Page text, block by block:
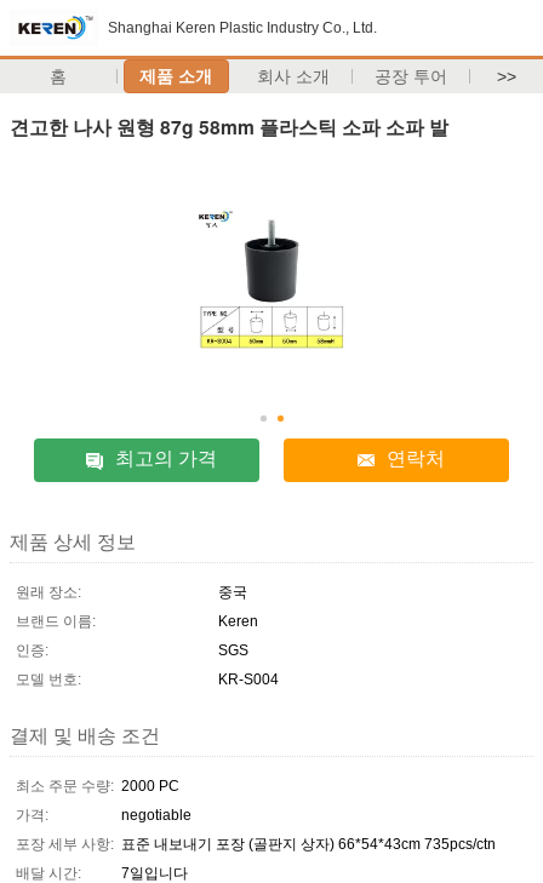
Shanghai Keren Plastic Industry Co., Ltd.
홈 제품 소개 회사 소개 공장 투어 >>
견고한 나사 원형 87g 58mm 플라스틱 소파 소파 발
최고의 가격 연락처
제품 상세 정보
원래 장소:
중국
브랜드 이름:
Keren
인증:
SGS
모델 번호:
KR-S004
결제 및 배송 조건
최소 주문 수량: 2000 PC
가격:
negotiable
포장 세부 사항: 표준 내보내기 포장 (골판지 상자) 66*54*43cm 735pcs/ctn
배달 시간:
7일입니다